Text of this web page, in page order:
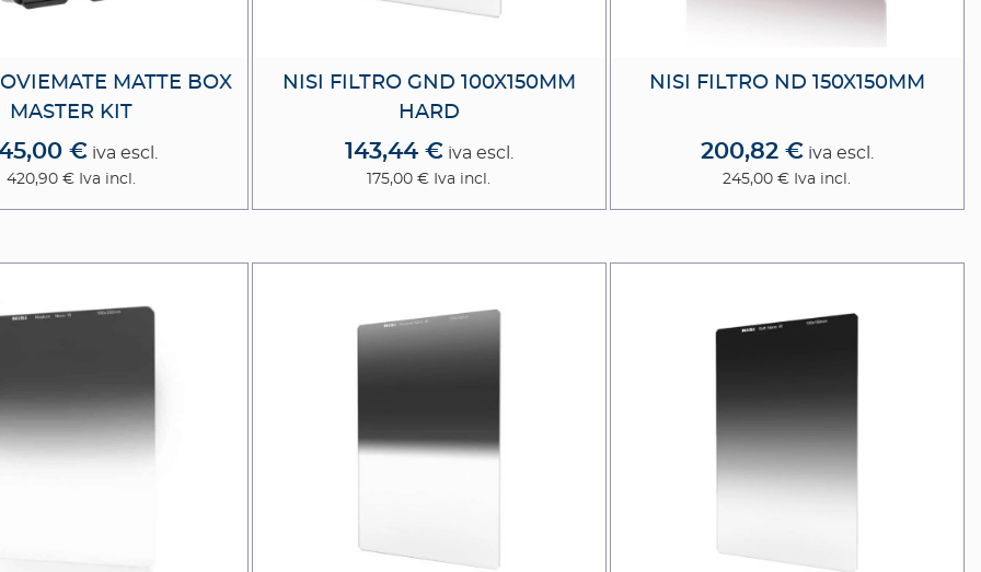
MATTE BOX
MASTER KIT
€ iva escl.
420,90 € Iva incl.
NISI FILTRO GND 100X150MM
HARD
143,44 € iva escl.
175,00 € Iva incl.
NISI FILTRO ND 150X150MM
200,82 € iva escl.
245,00 € Iva incl.